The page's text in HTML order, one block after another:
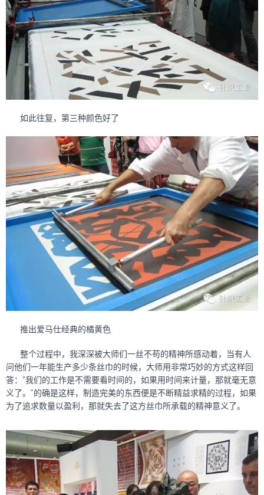
如此往复，第三种颜色好了
推出爱马仕经典的橘黄色
整个过程中，我深深被大师们一丝不苟的精神所感动着，当有人
问他们一年能生产多少条丝巾的时候，大师用非常巧妙的方式这样回
答：”我们的工作是不需要看时间的，如果用时间来计量，那就毫无意
义了。”的确是这样，制造完美的东西便是不断精益求精的过程，如果
为了追求数量以盈利，那就失去了这方丝巾所承载的精神意义了。